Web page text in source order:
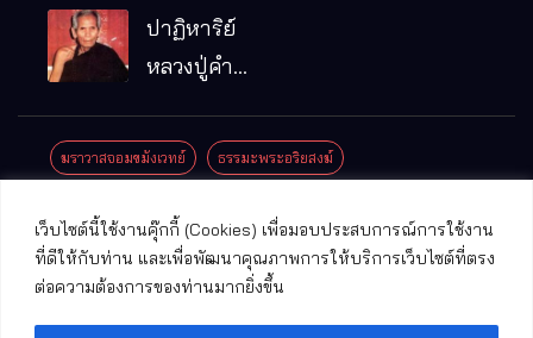
เว็บไซต์นี้ใช้งานคุ๊กกี้ (Cookies) เพื่อมอบประสบการณ์การใช้งาน
ที่ดีให้กับท่าน และเพื่อพัฒนาคุณภาพการให้บริการเว็บไซต์ที่ตรง
ต่อความต้องการของท่านมากยิ่งขึ้น
รมฐาน
คุณ (หลวง
ปู่บัวเกตุ
แล้ว วัดป่า
อ.แม่ริม
จ.เชียงใหม่
ปาฏิหาริย์
หลวงปู่คำ
มณี
ฆราวาสจอมขมังเวทย์ ธรรมะพระอริยสงฆ์
ปาฏิหาริย์พระเครื่อง
พระพุทธรูปศักดิ์สิทธิ์ วัดที่สําคัญ